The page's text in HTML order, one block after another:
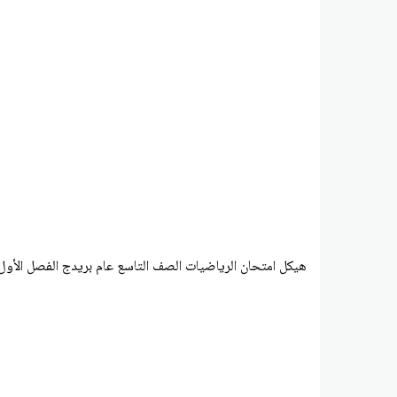
هيكل امتحان الرياضيات الصف التاسع عام بريدج الفصل الأول 2023-